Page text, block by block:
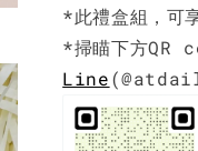
*此禮盒組，可
*掃瞄下方QR
Line